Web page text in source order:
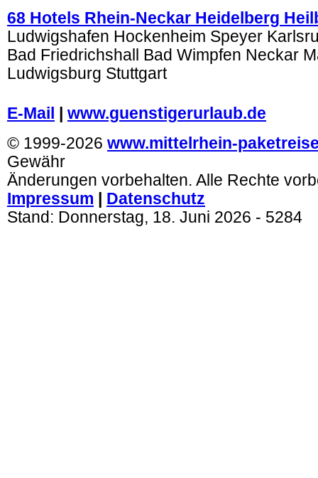
68 Hotels Rhein-Neckar Heidelberg
Ludwigshafen Hockenheim Speyer
Bad Friedrichshall Bad Wimpfen Neckar
Ludwigsburg Stuttgart
E-Mail
www.guenstigerurlaub.de
© 1999-2026 www.mittelrhein-
Gewähr
Änderungen vorbehalten. Alle Rechte
Impressum
Datenschutz
Stand: Donnerstag, 18. Juni 2026 - 5284